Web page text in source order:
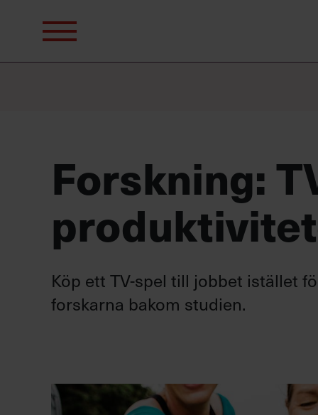
efter:
Forskning:
Köp ett TV-spel till jobbet istället
forskarna bakom studien.